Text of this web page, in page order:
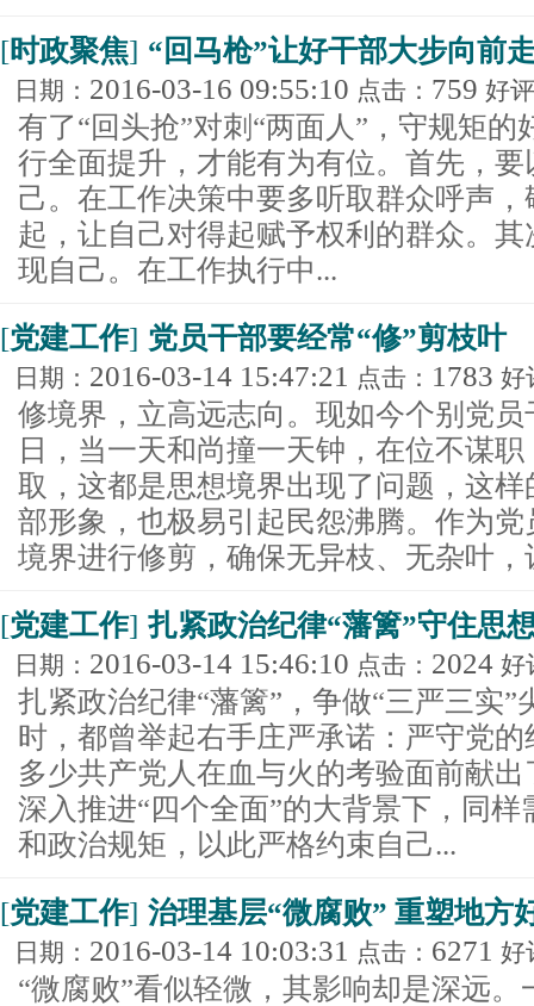
[时政聚焦] “回马枪”让好干部大步向前
日期： 2016-03-16 09:55:10 点击： 759 好
有了“回头抢”对刺“两面人”，守规矩
行全面提升，才能有为有位。首先，
己。在工作决策中要多听取群众呼声
起，让自己对得起赋予权利的群众。
现自己。在工作执行中...
[党建工作] 党员干部要经常“修”剪枝叶
日期： 2016-03-14 15:47:21 点击： 1783 好
修境界，立高远志向。现如今个别党
日，当一天和尚撞一天钟，在位不谋
取，这都是思想境界出现了问题，这
部形象，也极易引起民怨沸腾。作为
境界进行修剪，确保无异枝、无杂叶，
[党建工作] 扎紧政治纪律“藩篱”守住思
日期： 2016-03-14 15:46:10 点击： 2024 好
扎紧政治纪律“藩篱”，争做“三严三实
时，都曾举起右手庄严承诺：严守党
多少共产党人在血与火的考验面前献
深入推进“四个全面”的大背景下，同
和政治规矩，以此严格约束自己...
[党建工作] 治理基层“微腐败” 重塑地方
日期： 2016-03-14 10:03:31 点击： 6271 好
“微腐败”看似轻微，其影响却是深远